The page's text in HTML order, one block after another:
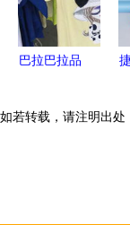
巴拉巴拉品
加盟
如若转载，请注明出